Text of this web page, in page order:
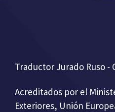
Traductor Jurado Ruso -
Acreditados por el
Exteriores, Unión